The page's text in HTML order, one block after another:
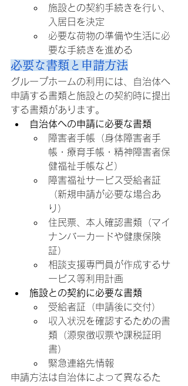
施設との契約手続きを行い、
入居日を決定
必要な荷物の準備や生活に必
要な手続きを進める
必要な書類と申請方法
グループホームの利用には、自治体へ
申請する書類と施設との契約時に提出
する書類があります。
自治体への申請に必要な書類
障害者手帳（身体障害者手
帳・療育手帳・精神障害者保
健福祉手帳など）
障害福祉サービス受給者証
（新規申請が必要な場合あ
り）
住民票、本人確認書類（マイ
ナンバーカードや健康保険
証）
相談支援専門員が作成するサ
ービス等利用計画
施設との契約に必要な書類
受給者証（申請後に交付）
収入状況を確認するための書
類（源泉徴収票や課税証明
書）
緊急連絡先情報
申請方法は自治体によって異なるた